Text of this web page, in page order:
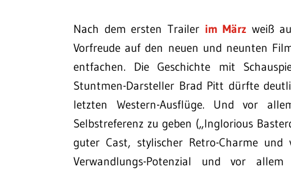
Nach dem ersten Trailer im März weiß
Vorfreude auf den neuen und neunten
entfachen. Die Geschichte mit
Stuntmen-Darsteller Brad Pitt dürfte
letzten Western-Ausflüge. Und vor
Selbstreferenz zu geben („Inglorious
guter Cast, stylischer Retro-Charme
Verwandlungs-Potenzial und vor